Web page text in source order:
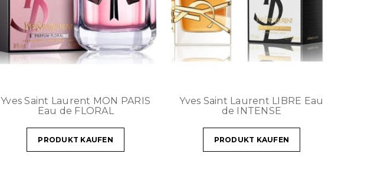
Yves Saint Laurent MON PARIS
Eau de FLORAL
PRODUKT KAUFEN
Yves Saint Laurent LIBRE Eau
de INTENSE
PRODUKT KAUFEN